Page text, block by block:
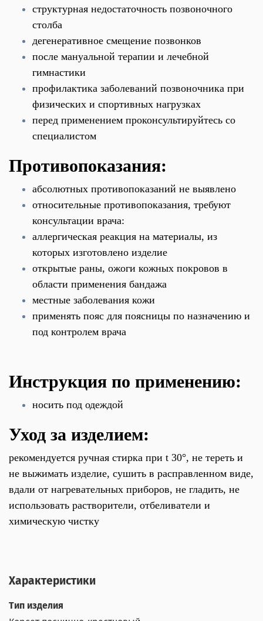
структурная недостаточность позвоночного
столба
дегенеративное смещение позвонков
после мануальной терапии и лечебной
гимнастики
профилактика заболеваний позвоночника при
физических и спортивных нагрузках
перед применением проконсультируйтесь со
специалистом
Противопоказания:
абсолютных противопоказаний не выявлено
относительные противопоказания, требуют
консультации врача:
аллергическая реакция на материалы, из
которых изготовлено изделие
открытые раны, ожоги кожных покровов в
области применения бандажа
местные заболевания кожи
применять пояс для поясницы по назначению и
под контролем врача
Инструкция по применению:
носить под одеждой
Уход за изделием:
рекомендуется ручная стирка при t 30°, не тереть и
не выжимать изделие, сушить в расправленном виде,
вдали от нагревательных приборов, не гладить, не
использовать растворители, отбеливатели и
химическую чистку
Характеристики
Тип изделия